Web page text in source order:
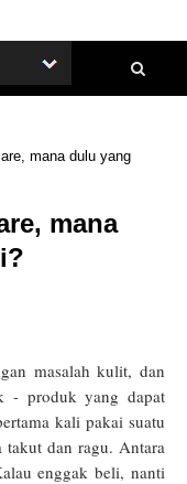
mana dulu yang
mana
masalah kulit, dan
- produk yang dapat
kali pakai suatu
takut dan ragu. Antara
enggak beli, nanti